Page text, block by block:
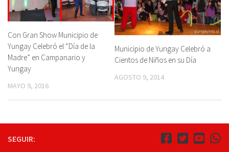
Con Gran Show Municipio de
Yungay Celebró el “Día de la
Madre” en Campanario y
Yungay
MAYO 9, 2016
Municipio de Yungay Celebró a
Cientos de Niños en su Día
AGOSTO 9, 2014
SEGUIR: